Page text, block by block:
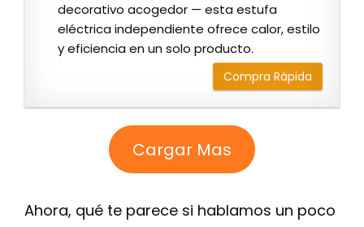
decorativo acogedor — esta estufa
eléctrica independiente ofrece calor, estilo
y eficiencia en un solo producto.
Compra Rápida
Cargar Mas
Ahora, qué te parece si hablamos un poco